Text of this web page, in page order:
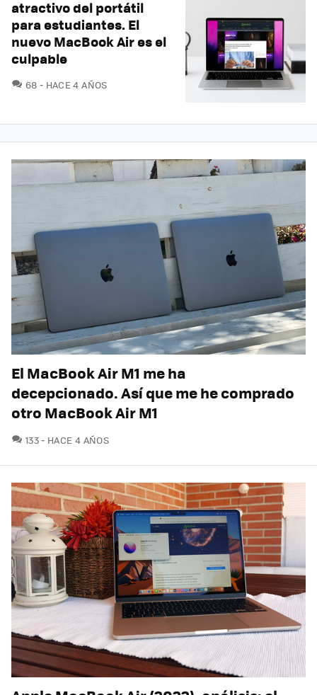
atractivo del portátil
para estudiantes. El
nuevo MacBook Air es el
culpable
68 COMENTARIOS
HACE 4 AÑOS
El MacBook Air M1 me ha
decepcionado. Así que me he comprado
otro MacBook Air M1
133COMENTARIOS
HACE 4 AÑOS